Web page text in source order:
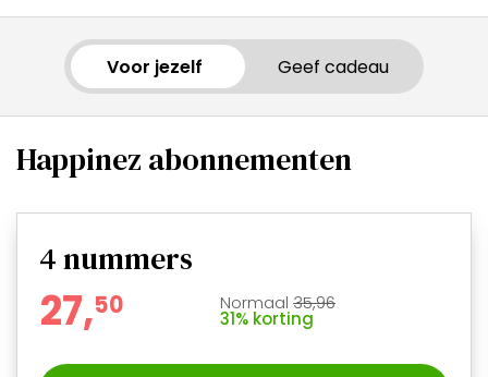
Voor jezelf Geef cadeau
Happinez abonnementen
4nummers
27,50 Normaal 35,96
31% korting